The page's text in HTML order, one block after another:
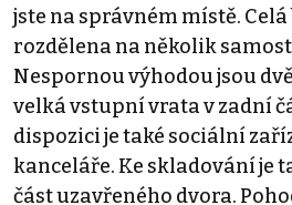
jste na správném místě. Celá
rozdělena na několik
Nespornou výhodou jsou
velká vstupní vrata v zadní
dispozici je také sociální
kanceláře. Ke skladování je
část uzavřeného dvora.